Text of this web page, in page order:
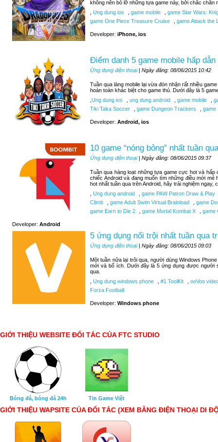
không nên bỏ lỡ những tựa game này, bởi chắc chắn
Ung dung ios game mobile
game Star Wars:
game One Piece Treasure Cruise
game Attack the
Developer: iPhone, ios
Điểm danh 5 game mobile hấp
Ứng dụng điện thoại| Ngày đăng: 08/06/2015 10:42
Tuần qua làng mobile lại vừa đón nhận rất nhiều
hoàn toàn khác biệt cho game thủ. Dưới đây là 5
Ung dung ios ung dung android game mobile
Tiki Taka Soccer
game Dungeon Trackers game
Developer: Android, ios
10 game “nóng bỏng” nhất tuần
Ứng dụng điện thoại| Ngày đăng: 08/06/2015 09:37
Tuần qua hàng loạt những tựa game cực hot và hấp
chiếc Android và đang muốn tìm những điều mới
hot nhất tuần qua trên Android, hãy trải nghiệm ngay,
Ung dung android
game PAW Patron Draw & Play
Climb
game Adult Swim Virtual Brainload
game
game Earn to Die 2
game Mortal Kombat X game
Developer: Android
5 ứng dụng nổi trội nhất tuần qua
Ứng dụng điện thoại| Ngày đăng: 08/06/2015 09:03
Một tuần nữa lại trôi qua, người dùng Windows
mới và bổ ích. Dưới đây là 5 ứng dụng được người
qua.
Ung dung windows phone #1 ToolKit
ooVoo
Forza Football
Developer: Windows phone
GIỚI THIỆU WEBSITE ĐỐI TÁC CỦA FTC STUDIO
Bóng đá, bóng đá 24h Tin Game Việt
GIỚI THIỆU WAPSITE CỦA ĐỐI TÁC (XEM BẰNG ĐIỆN THOẠI DI